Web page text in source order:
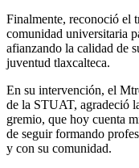
Finalmente, reconoció el
comunidad universitaria
afianzando la calidad de
juventud tlaxcalteca.
En su intervención, el
de la STUAT, agradeció
gremio, que hoy cuenta
de seguir formando
y con su comunidad.